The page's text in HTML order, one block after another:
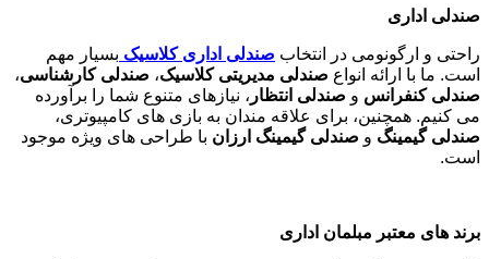
صندلی اداری
راحتی و ارگونومی در انتخاب صندلی اداری کلاسیک بسیار مهم
است. ما با ارائه انواع صندلی مدیریتی کلاسیک، صندلی کارشناسی،
صندلی کنفرانس و صندلی انتظار ، نیازهای متنوع شما را برآورده
می کنیم. همچنین، برای علاقه مندان به بازی های کامپیوتری،
صندلی گیمینگ و صندلی گیمینگ ارزان با طراحی های ویژه موجود
است.
برند های معتبر مبلمان اداری